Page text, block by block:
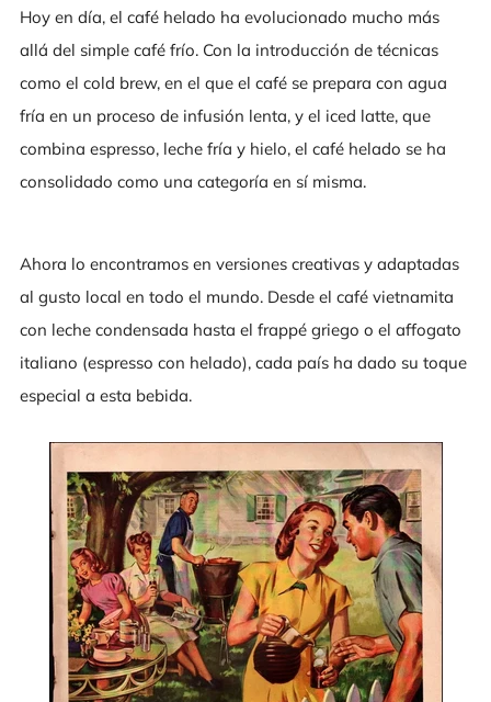
Hoy en día, el café helado ha evolucionado mucho más
allá del simple café frío. Con la introducción de técnicas
como el cold brew, en el que el café se prepara con agua
fría en un proceso de infusión lenta, y el iced latte, que
combina espresso, leche fría y hielo, el café helado se ha
consolidado como una categoría en sí misma.
Ahora lo encontramos en versiones creativas y adaptadas
al gusto local en todo el mundo. Desde el café vietnamita
con leche condensada hasta el frappé griego o el affogato
italiano (espresso con helado), cada país ha dado su toque
especial a esta bebida.